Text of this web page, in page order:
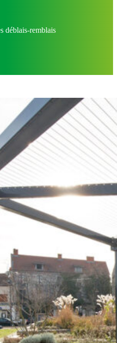
déblais-remblais